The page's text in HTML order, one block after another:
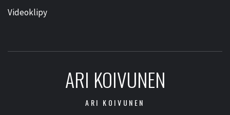
Videoklipy
ARI KOIVUNEN
ARI KOIVUNEN